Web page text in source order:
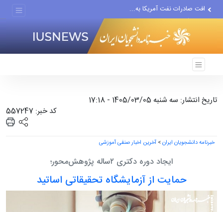
افت صادرات نفت آمریکا به...
انصارالله حمله به یک نفتکش...
حادثه امنیتی دریایی در جنوب...
تاریخ انتشار: سه شنبه 1405/03/05 - 17:18
کد خبر: 557247
خبرنامه دانشجویان ایران> آخرین اخبار صنفی آموزشی
ایجاد دوره‌ دکتری ۲ساله پژوهش‌محور؛
حمایت از آزمایشگاه تحقیقاتی اساتید